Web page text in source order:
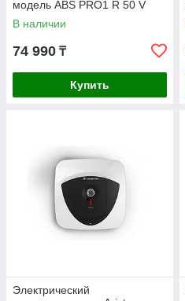
модель ABS PRO1 R 50 V
SLIM
В наличии
74 990 ₸
Купить
Электрический